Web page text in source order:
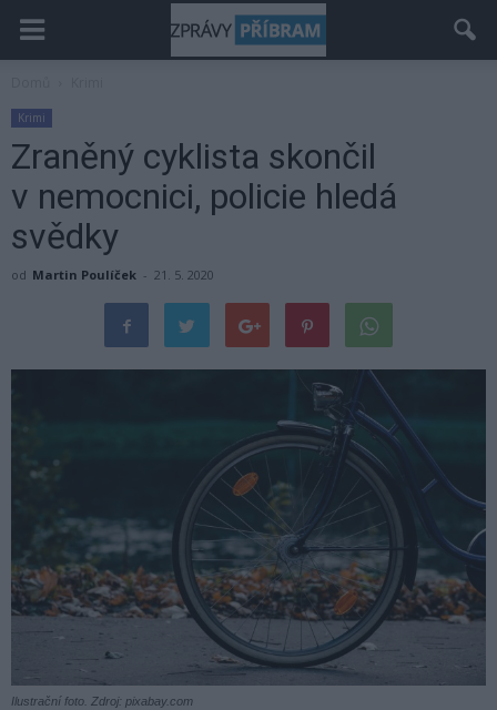
Krimi
Zraněný cyklista skončil
v nemocnici, policie hledá
svědky
od Martin Poulíček - 21. 5. 2020
Ilustrační foto. Zdroj: pixabay.com